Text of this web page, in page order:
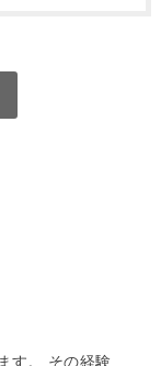
す。 その経験